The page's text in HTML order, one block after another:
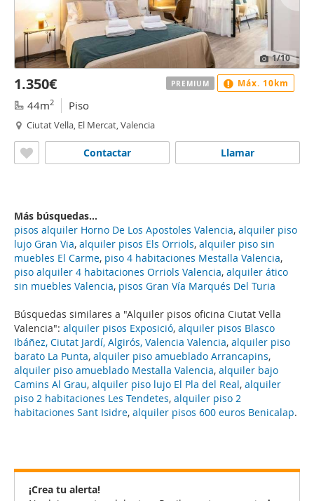
Búsquedas similares a "Alquiler pisos oficina Ciutat Vella
Valencia": alquiler pisos Exposició, alquiler pisos Blasco
Ibáñez, Ciutat Jardí, Algirós, Valencia Valencia, alquiler piso
barato La Punta, alquiler piso amueblado Arrancapins,
alquiler piso amueblado Mestalla Valencia, alquiler bajo
Camins Al Grau, alquiler piso lujo El Pla del Real, alquiler
piso 2 habitaciones Les Tendetes, alquiler piso 2
habitaciones Sant Isidre, alquiler pisos 600 euros Benicalap.
1/10
1.350€
44m2 Piso
Ciutat Vella, El Mercat, Valencia
Llamar
Contactar
PREMIUM Máx. 10km
Más búsquedas...
pisos alquiler Horno De Los Apostoles Valencia, alquiler piso
lujo Gran Via, alquiler pisos Els Orriols, alquiler piso sin
muebles El Carme, piso 4 habitaciones Mestalla Valencia,
piso alquiler 4 habitaciones Orriols Valencia, alquiler ático
sin muebles Valencia, pisos Gran Vía Marqués Del Turia
¡Crea tu alerta!